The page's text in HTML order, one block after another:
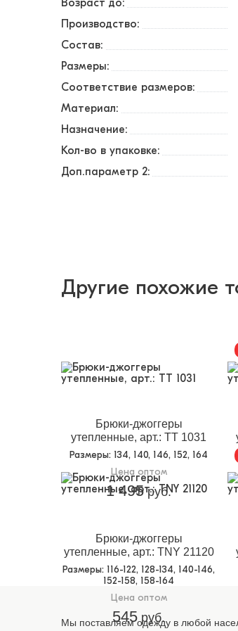
Возраст до:
Производство:
Состав:
Размеры:
Соответствие размеров:
Материал:
Назначение:
Кол-во в упаковке:
Доп.параметр 2:
Другие похожие
Брюки-джоггеры
утепленные, арт.: TT 1031
Размеры: 134, 140, 146, 152, 164
Цена оптом
1 495руб.
Брюки-джоггеры
утепленные, арт.: TNY 21120
Размеры: 116-122, 128-134, 140-146,
152-158, 158-164
Цена оптом
545руб.
Мы поставляем одежду в любой